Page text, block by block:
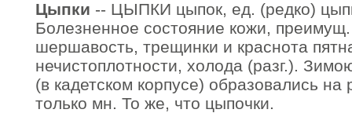
Цыпки -- ЦЫПКИ цыпок, ед. (редко)
Болезненное состояние кожи, преимущ.
шершавость, трещинки и краснота
нечистоплотности, холода (разг.).
(в кадетском корпусе) образовались на
только мн. То же, что цыпочки.